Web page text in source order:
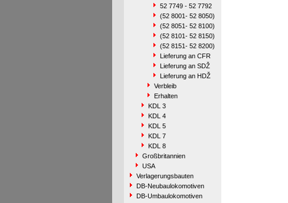
52 7749 - 52 7792
(52 8001- 52 8050)
(52 8051- 52 8100)
(52 8101- 52 8150)
(52 8151- 52 8200)
Lieferung an CFR
Lieferung an SDŽ
Lieferung an HDŽ
Verbleib
Erhalten
KDL 3
KDL 4
KDL 5
KDL 7
KDL 8
Großbritannien
USA
Verlagerungsbauten
DB-Neubaulokomotiven
DB-Umbaulokomotiven